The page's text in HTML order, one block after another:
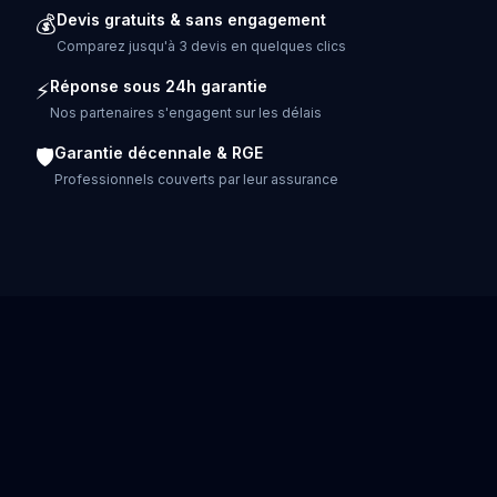
💰Devis gratuits & sans engagement
Comparez jusqu'à 3 devis en quelques clics
⚡Réponse sous 24h garantie
Nos partenaires s'engagent sur les délais
🛡️Garantie décennale & RGE
Professionnels couverts par leur assurance